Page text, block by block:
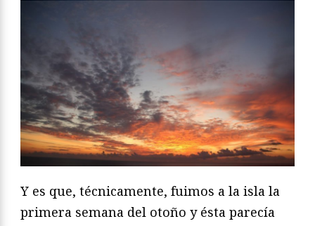
Y es que, técnicamente, fuimos a la isla la
primera semana del otoño y ésta parecía